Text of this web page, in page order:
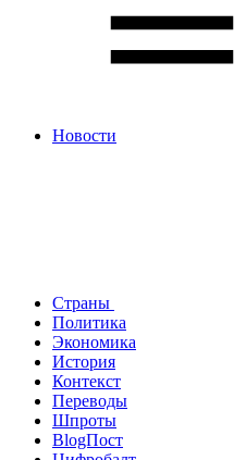
Новости
Страны
Политика
Экономика
История
Контекст
Переводы
Шпроты
BlogПост